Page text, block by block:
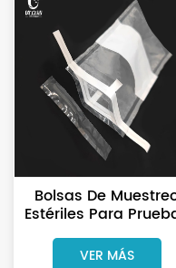
Bolsas De
Estériles Para
Microbiológicas
Seguras
VER MÁS